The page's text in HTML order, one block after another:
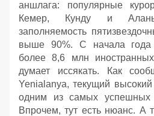
аншлага: популярные
Кемер, Кунду и
заполняемость
выше 90%. С начала года
более 8,6 млн
думает иссякать. Как
Yenialanya, текущий
одним из самых успешных
Впрочем, тут есть нюанс. А